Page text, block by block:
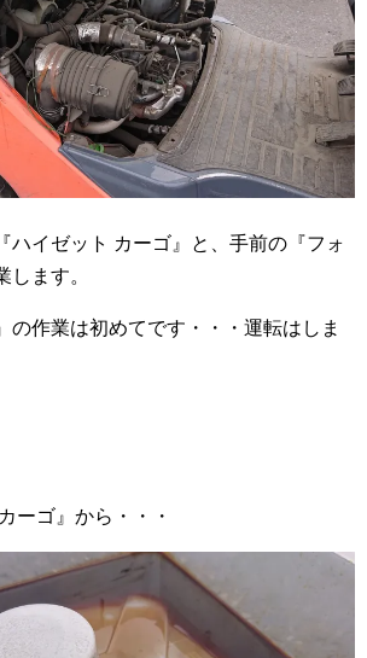
ハイゼット カーゴ』と、手前の『フォ
します。
の作業は初めてです・・・運転はしま
ーゴ』から・・・